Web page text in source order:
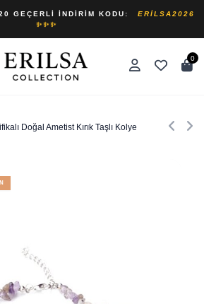
GEÇERLI İNDIRIM KODU:
ERILSA2026
✨✨✨
0
Doğal Ametist Kırık Taşlı Kolye